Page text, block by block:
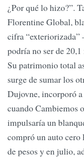
¿Por qué lo hizo?”.
Florentine Global,
cifra “exteriorizada”
podría no ser de
Su patrimonio total
surge de sumar los
Dujovne, incorporó
cuando Cambiemos
impulsaría un
compró un auto
de pesos y en julio,